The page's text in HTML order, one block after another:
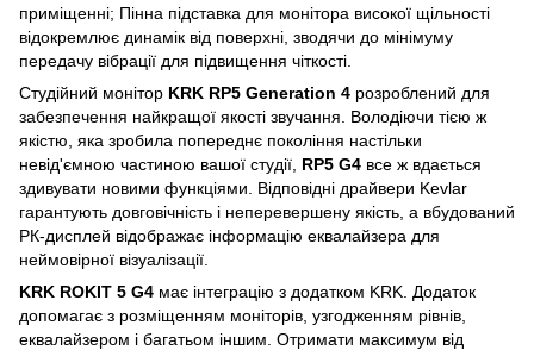
приміщенні; Пінна підставка для монітора високої щільності
відокремлює динамік від поверхні, зводячи до мінімуму
передачу вібрації для підвищення чіткості.
Студійний монітор KRK RP5 Generation 4 розроблений для
забезпечення найкращої якості звучання. Володіючи тією ж
якістю, яка зробила попереднє покоління настільки
невід'ємною частиною вашої студії, RP5 G4 все ж вдається
здивувати новими функціями. Відповідні драйвери Kevlar
гарантують довговічність і неперевершену якість, а вбудований
РК-дисплей відображає інформацію еквалайзера для
неймовірної візуалізації.
KRK ROKIT 5 G4 має інтеграцію з додатком KRK. Додаток
допомагає з розміщенням моніторів, узгодженням рівнів,
еквалайзером і багатьом іншим. Отримати максимум від